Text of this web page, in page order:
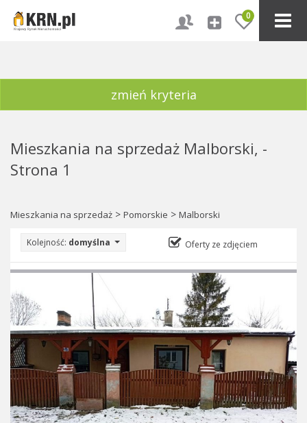
0
zmień kryteria
Mieszkania na sprzedaż Malborski, -
Strona 1
Mieszkania na sprzedaż > Pomorskie > Malborski
Kolejność: domyślna Oferty ze zdjęciem